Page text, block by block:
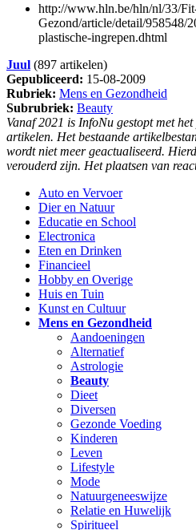
http://www.hln.be/hln/nl/33/
Gezond/article/detail/958548/
plastische-ingrepen.dhtml
Juul (897 artikelen)
Gepubliceerd: 15-08-2009
Rubriek: Mens en Gezondheid
Subrubriek: Beauty
Vanaf 2021 is InfoNu gestopt met
artikelen. Het bestaande
wordt niet meer geactualiseerd.
verouderd zijn. Het plaatsen van
Auto en Vervoer
Dier en Natuur
Educatie en School
Electronica
Eten en Drinken
Financieel
Hobby en Overige
Huis en Tuin
Kunst en Cultuur
Mens en Gezondheid
Aandoeningen
Alternatief
Astrologie
Beauty
Dieet
Diversen
Gezonde Voeding
Kinderen
Leven
Lifestyle
Mode
Natuurgeneeswijze
Relatie en Huwelijk
Spiritueel